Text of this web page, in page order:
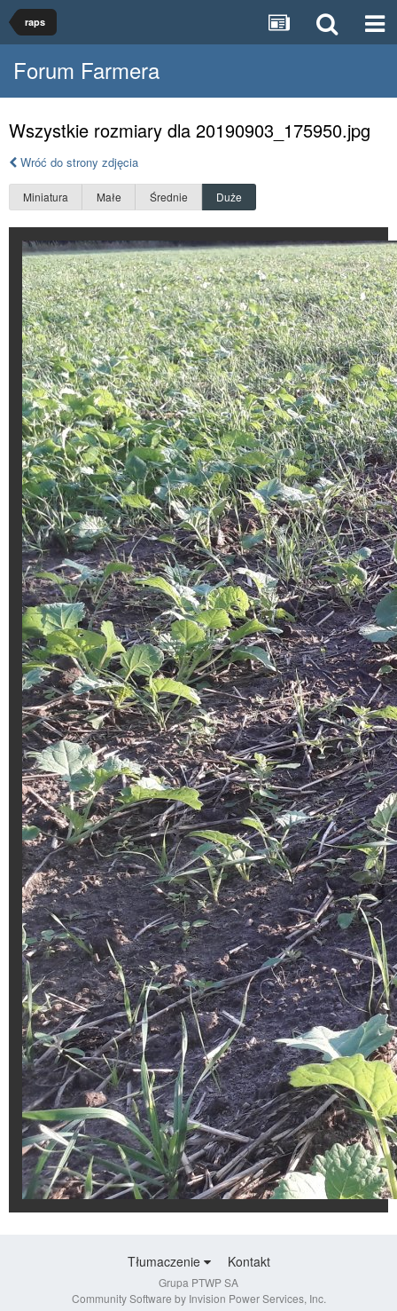
raps
Forum Farmera
Wszystkie rozmiary dla 20190903_175950.jpg
Wróć do strony zdjęcia
Miniatura Małe Średnie Duże
Tłumaczenie Kontakt
Grupa PTWP SA
Community Software by Invision Power Services, Inc.